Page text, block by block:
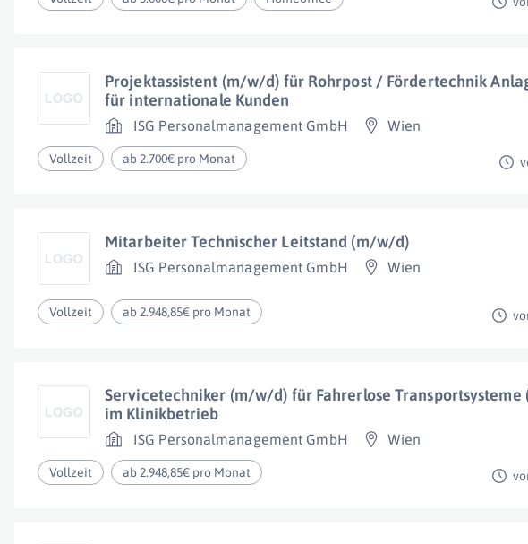
Projektassistent (m/w/d) für Rohrpost / Fördertechnik
für internationale Kunden
ISG Personalmanagement GmbH Wien
Vollzeit ab 2.700€ pro Monat
Mitarbeiter Technischer Leitstand (m/w/d)
ISG Personalmanagement GmbH Wien
Vollzeit ab 2.948,85€ pro Monat
Servicetechniker (m/w/d) für Fahrerlose Transportsysteme
im Klinikbetrieb
ISG Personalmanagement GmbH Wien
Vollzeit ab 2.948,85€ pro Monat